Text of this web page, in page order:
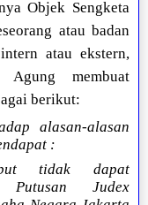
Objek Sengketa
atau badan
atau ekstern,
Agung membuat
berikut:
alasan-alasan
:
tidak dapat
Judex